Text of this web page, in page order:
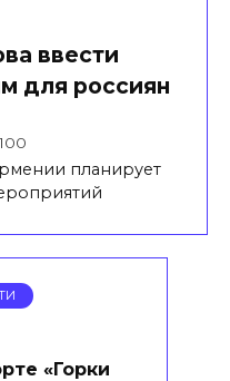
ввести
для россиян
планирует
«Горки